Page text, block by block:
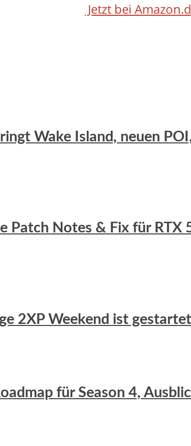
Jetzt bei
Wake Island, neuen
Patch Notes & Fix für RTX
2XP Weekend ist gestartet
für Season 4,